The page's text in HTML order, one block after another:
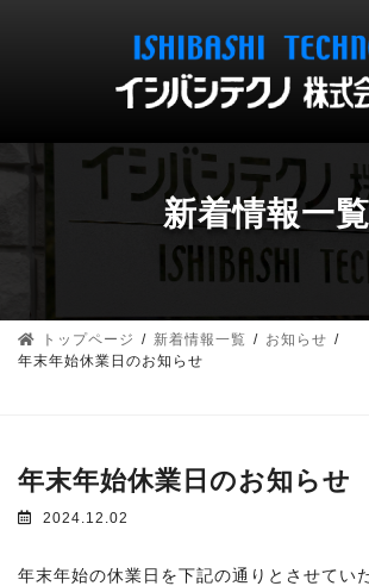
ス
ン
新着情報一覧
トップページ 新着情報一覧
お知らせ
年末年始休業日のお知らせ
年末年始休業日のお知らせ
2024.12.02
年末年始の休業日を下記の通りとさせてい